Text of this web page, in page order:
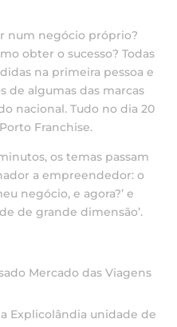
num negócio próprio?
obter o sucesso? Todas
na primeira pessoa e
de algumas das marcas
nacional. Tudo no dia 20
Franchise.
os temas passam
a empreendedor: o
negócio, e agora?’ e
de grande dimensão’.
Mercado das Viagens
Explicolândia unidade de